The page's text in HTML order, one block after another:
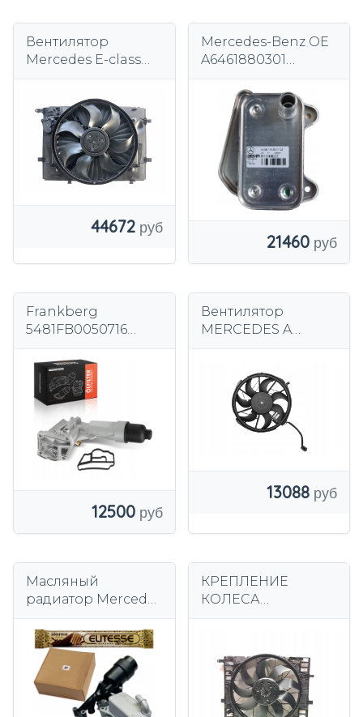
Вентилятор
Mercedes E-class
44672
Mercedes-Benz OE
A6461880301
радиатор
21460
Frankberg
5481FB0050716
радиатор,
моторное масло
12500
Вентилятор
MERCEDES A
1698203542
A1698203542
13088
Масляный
радиатор Mercedes
дизельного
масляного фильтра
A6511801310 +
SKAWA WAFLE
ELITESSE DE
КРЕПЛЕНИЕ
КОЛЕСА
W222 1000w